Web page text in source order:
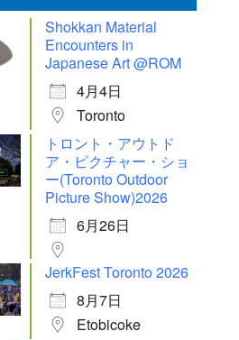
Shokkan Material
Encounters in
Japanese Art @ROM
4月4日
Toronto
トロント・アウトド
ア・ピクチャー・ショ
ー(Toronto Outdoor
Picture Show)2026
6月26日
JerkFest Toronto 2026
8月7日
Etobicoke